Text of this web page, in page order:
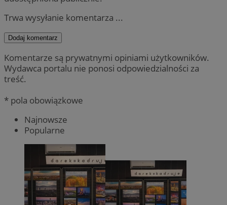
Trwa wysyłanie komentarza ...
Dodaj komentarz
Komentarze są prywatnymi opiniami użytkowników.
Wydawca portalu nie ponosi odpowiedzialności za
treść.
* pola obowiązkowe
Najnowsze
Popularne